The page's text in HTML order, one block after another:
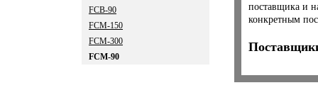
FCB-90
FCM-150
FCM-300
FCM-90
поставщика и
конкретным